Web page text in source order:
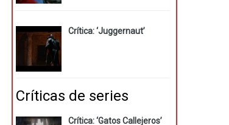
Crítica: ‘Juggernaut’
Críticas de series
Crítica: ‘Gatos Callejeros’